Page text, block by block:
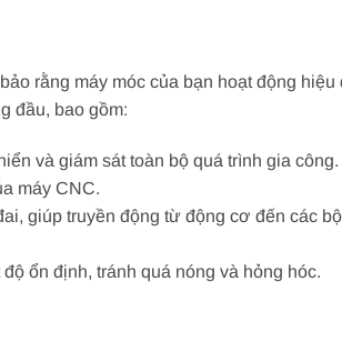
rằng máy móc của bạn hoạt động hiệu
đầu, bao gồm:
và giám sát toàn bộ quá trình gia công.
máy CNC.
giúp truyền động từ động cơ đến các
ổn định, tránh quá nóng và hỏng hóc.